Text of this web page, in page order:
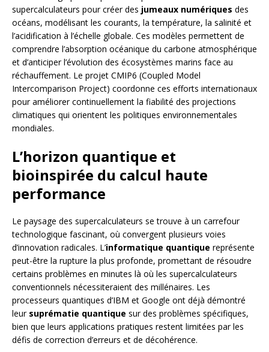
supercalculateurs pour créer des jumeaux numériques des
océans, modélisant les courants, la température, la salinité et
l’acidification à l’échelle globale. Ces modèles permettent de
comprendre l’absorption océanique du carbone atmosphérique
et d’anticiper l’évolution des écosystèmes marins face au
réchauffement. Le projet CMIP6 (Coupled Model
Intercomparison Project) coordonne ces efforts internationaux
pour améliorer continuellement la fiabilité des projections
climatiques qui orientent les politiques environnementales
mondiales.
L’horizon quantique et
bioinspirée du calcul haute
performance
Le paysage des supercalculateurs se trouve à un carrefour
technologique fascinant, où convergent plusieurs voies
d’innovation radicales. L’informatique quantique représente
peut-être la rupture la plus profonde, promettant de résoudre
certains problèmes en minutes là où les supercalculateurs
conventionnels nécessiteraient des millénaires. Les
processeurs quantiques d’IBM et Google ont déjà démontré
leur suprématie quantique sur des problèmes spécifiques,
bien que leurs applications pratiques restent limitées par les
défis de correction d’erreurs et de décohérence.